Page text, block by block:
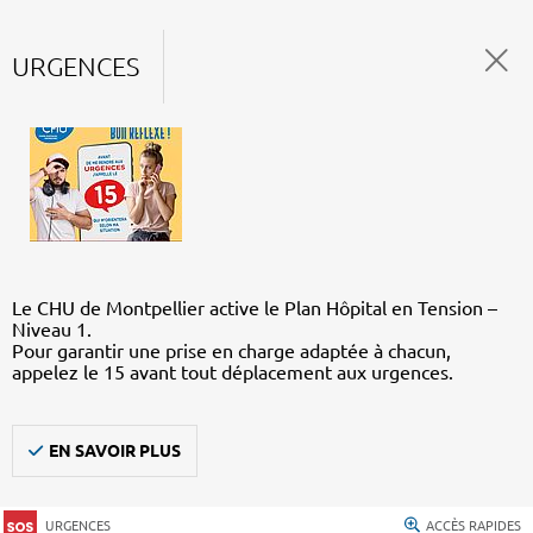
URGENCES
Le CHU de Montpellier active le Plan Hôpital en Tension –
Niveau 1.
Pour garantir une prise en charge adaptée à chacun,
appelez le 15 avant tout déplacement aux urgences.
EN SAVOIR PLUS
URGENCES ACCÈS RAPIDES